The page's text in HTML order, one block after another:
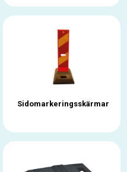
Sidomarkeringsskärmar